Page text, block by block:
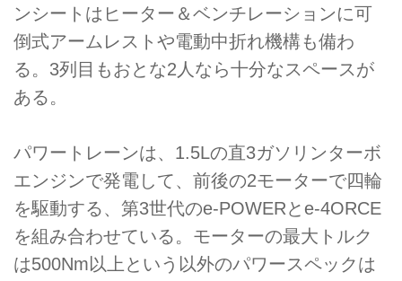
ンシートはヒーター＆ベンチレーションに可
倒式アームレストや電動中折れ機構も備わ
る。3列目もおとな2人なら十分なスペースが
ある。
パワートレーンは、1.5Lの直3ガソリンターボ
エンジンで発電して、前後の2モーターで四輪
を駆動する、第3世代のe-POWERとe-4ORCE
を組み合わせている。モーターの最大トルク
は500Nm以上という以外のパワースペックは